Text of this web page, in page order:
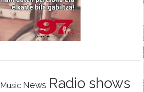
Music News Radio shows